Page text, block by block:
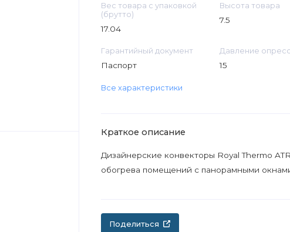
Вес товара с упаковкой
(брутто)
17.04
Высота товара
7.5
Гарантийный документ
Паспорт
Давление
15
Все характеристики
Краткое описание
Дизайнерские конвекторы Royal Thermo
обогрева помещений c панорамными
Поделиться